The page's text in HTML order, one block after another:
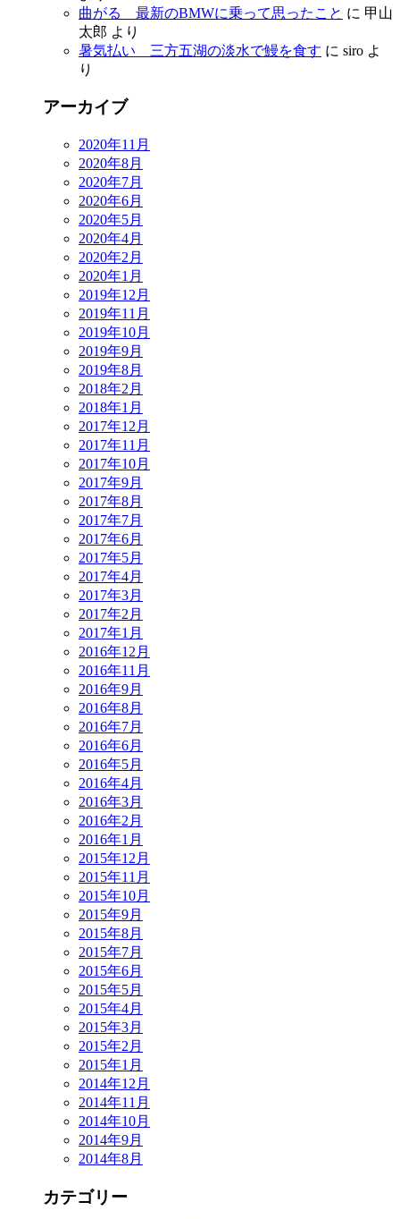
曲がる 最新のBMWに乗って思ったこと に 甲山
太郎 より
暑気払い 三方五湖の淡水で鰻を食す に siro よ
り
アーカイブ
2020年11月
2020年8月
2020年7月
2020年6月
2020年5月
2020年4月
2020年2月
2020年1月
2019年12月
2019年11月
2019年10月
2019年9月
2019年8月
2018年2月
2018年1月
2017年12月
2017年11月
2017年10月
2017年9月
2017年8月
2017年7月
2017年6月
2017年5月
2017年4月
2017年3月
2017年2月
2017年1月
2016年12月
2016年11月
2016年9月
2016年8月
2016年7月
2016年6月
2016年5月
2016年4月
2016年3月
2016年2月
2016年1月
2015年12月
2015年11月
2015年10月
2015年9月
2015年8月
2015年7月
2015年6月
2015年5月
2015年4月
2015年3月
2015年2月
2015年1月
2014年12月
2014年11月
2014年10月
2014年9月
2014年8月
カテゴリー